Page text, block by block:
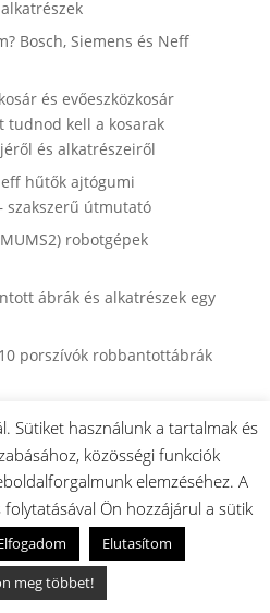
Bosch, Siemens és Neff
és evőeszközkosár
kell a kosarak
és alkatrészeiről
hűtők ajtógumi
szakszerű útmutató
robotgépek
ábrák és alkatrészek egy
porszívók robbantottábrák
(GYIK)
alján? Ne hívd a
(+VIDEÓ)
ruhák mosás közben? – Így
Sütiket használunk a tartalmak és
közösségi funkciók
elemzéséhez. A
Ön hozzájárul a sütik
Elutasítom
meg többet!